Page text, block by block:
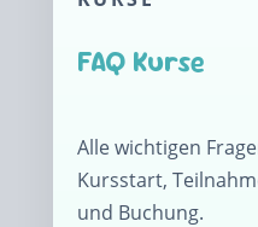
FAQ Kurse
Alle wichtigen
Kursstart,
und Buchung.